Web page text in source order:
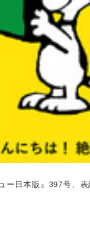
ー日本版』397号、